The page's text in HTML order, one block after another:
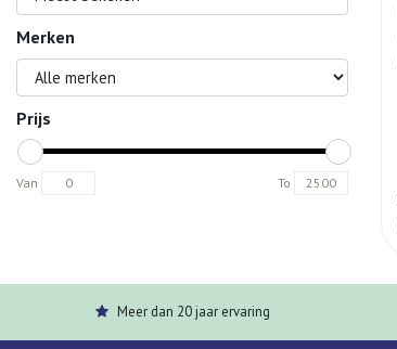
Merken
Prijs
Van To
Meer dan 20 jaar ervaring